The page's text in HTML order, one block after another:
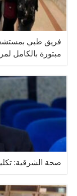
فريق طبي بمستشفى
مبتورة بالكامل
صحة الشرقية: